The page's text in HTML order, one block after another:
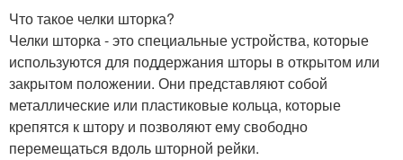
Что такое челки шторка?
Челки шторка - это специальные устройства, которые
используются для поддержания шторы в открытом или
закрытом положении. Они представляют собой
металлические или пластиковые кольца, которые
крепятся к штору и позволяют ему свободно
перемещаться вдоль шторной рейки.